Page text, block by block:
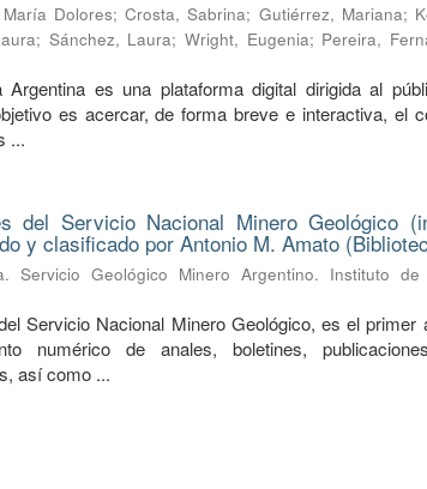
Dolores;Crosta, Sabrina; Gutiérrez, Mariana;
; Sánchez, Laura; Wright, Eugenia; Pereira,
es una plataforma digital dirigida al
es acercar, de forma breve e interactiva, el
...
del Servicio Nacional Minero Geológico
y clasificado por Antonio M. Amato
Servicio Geológico Minero Argentino. Instituto
Servicio Nacional Minero Geológico, es el primer
numérico de anales, boletines,
así como ...